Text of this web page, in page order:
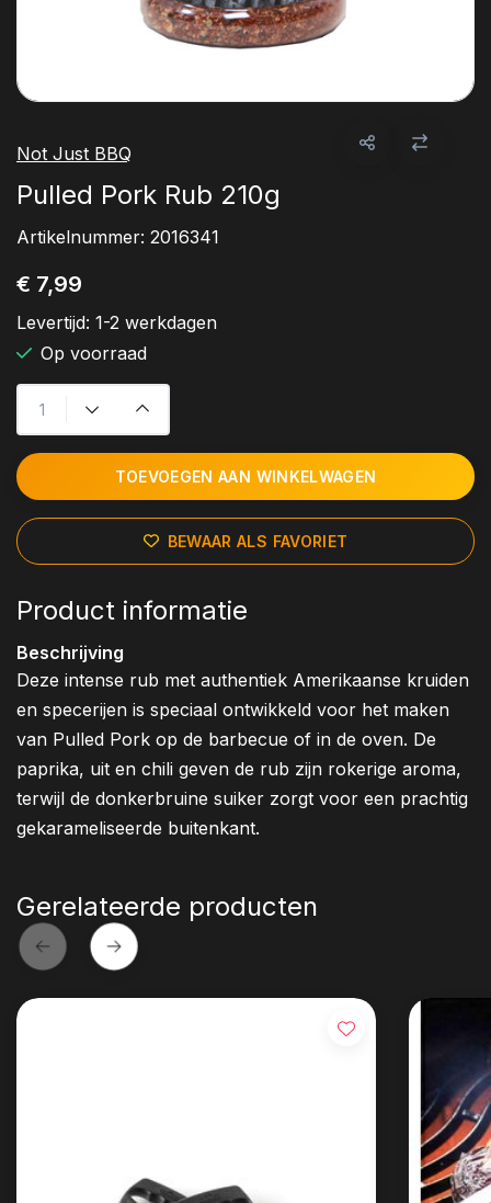
Not Just BBQ
Pulled Pork Rub 210g
Artikelnummer: 2016341
€ 7,99
Levertijd: 1-2 werkdagen
Op voorraad
TOEVOEGEN AAN WINKELWAGEN
BEWAAR ALS FAVORIET
Product informatie
Beschrijving
Deze intense rub met authentiek Amerikaanse kruiden
en specerijen is speciaal ontwikkeld voor het maken
van Pulled Pork op de barbecue of in de oven. De
paprika, uit en chili geven de rub zijn rokerige aroma,
terwijl de donkerbruine suiker zorgt voor een prachtig
gekarameliseerde buitenkant.
Gerelateerde producten